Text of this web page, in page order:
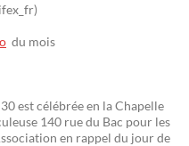
du mois
est célébrée en la Chapelle
140 rue du Bac pour les
en rappel du jour de